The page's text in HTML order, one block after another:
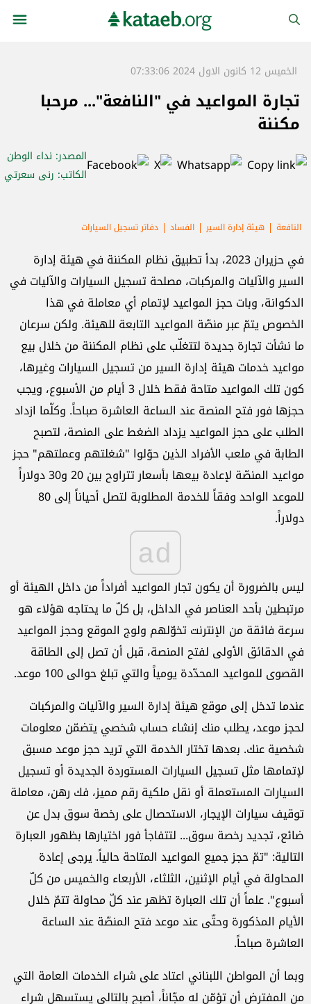
الخميس 12 كانون الاول 2024 07:33:06
تجارة المواعيد في "النافعة"... مرحبا
مكننة
المصدر: نداء الوطن
الكاتب: رنى سعرتي
النافعة هيئة إدارة السير الفساد دفاتر تسجيل السيارات
في حزيران 2023، بدأ تطبيق نظام المكننة في هيئة إدارة
السير والآليات والمركبات، مصلحة تسجيل السيارات والآليات في
الدكوانة، وبات حجز المواعيد لإتمام أي معاملة في هذا
الخصوص يتمّ عبر منصّة المواعيد التابعة للهيئة. ولكن سرعان
ما نشأت تجارة جديدة لتتغلّب على نظام المكننة من خلال بيع
مواعيد خدمات هيئة إدارة السير من تسجيل السيارات وغيرها،
كون تلك المواعيد متاحة فقط خلال 3 أيام من الأسبوع، ويجب
حجزها فور فتح المنصة عند الساعة العاشرة صباحاً. وكلّما ازداد
الطلب على حجز المواعيد يزداد الضغط على المنصة، لتصبح
الطابة في ملعب الأفراد الذين حوّلوا "شغلتهم وعملتهم" حجز
مواعيد المنصّة لإعادة بيعها بأسعار تتراوح بين 20 و30 دولاراً
للموعد الواحد وفقاً للخدمة المطلوبة لتصل أحياناً إلى 80
دولاراً.
ad
ليس بالضرورة أن يكون تجار المواعيد أفراداً من داخل الهيئة أو
مرتبطين بأحد العناصر في الداخل، بل كلّ ما يحتاجه هؤلاء هو
سرعة فائقة من الإنترنت تخوّلهم ولوج الموقع وحجز المواعيد
في الدقائق الأولى لفتح المنصة، قبل أن تصل إلى الطاقة
القصوى للمواعيد المحدّدة يومياً والتي تبلغ حوالى 100 موعد.
عندما تدخل إلى موقع هيئة إدارة السير والآليات والمركبات
لحجز موعد، يطلب منك إنشاء حساب شخصي يتضمّن معلومات
شخصية عنك. بعدها تختار الخدمة التي تريد حجز موعد مسبق
لإتمامها مثل تسجيل السيارات المستوردة الجديدة أو تسجيل
السيارات المستعملة أو نقل ملكية رقم مميز، فك رهن، معاملة
توقيف سيارات الإيجار، الاستحصال على رخصة سوق بدل عن
ضائع، تجديد رخصة سوق... لتتفاجأ فور اختيارها بظهور العبارة
التالية: "تمّ حجز جميع المواعيد المتاحة حالياً. يرجى إعادة
المحاولة في أيام الإثنين، الثلثاء، الأربعاء والخميس من كلّ
أسبوع". علماً أن تلك العبارة تظهر عند كلّ محاولة تتمّ خلال
الأيام المذكورة وحتّى عند موعد فتح المنصّة عند الساعة
العاشرة صباحاً.
وبما أن المواطن اللبناني اعتاد على شراء الخدمات العامة التي
من المفترض أن تؤمّن له مجّاناً، أصبح بالتالي يستسهل شراء